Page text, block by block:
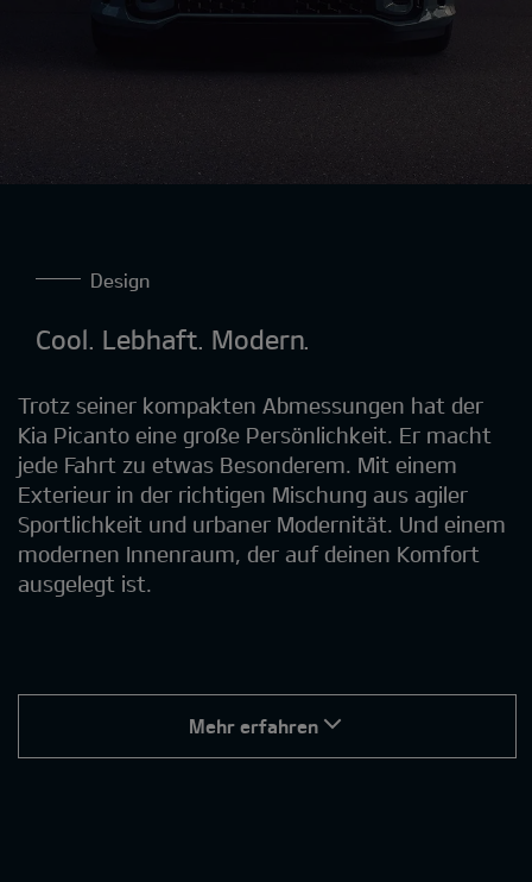
Design
Cool. Lebhaft. Modern.
Trotz seiner kompakten Abmessungen hat der
Kia Picanto eine große Persönlichkeit. Er macht
jede Fahrt zu etwas Besonderem. Mit einem
Exterieur in der richtigen Mischung aus agiler
Sportlichkeit und urbaner Modernität. Und einem
modernen Innenraum, der auf deinen Komfort
ausgelegt ist.
Mehr erfahren